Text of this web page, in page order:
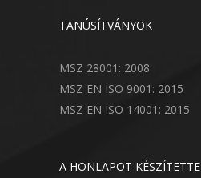
TANÚSÍTVÁNYOK
MSZ 28001: 2008
MSZ EN ISO 9001: 2015
MSZ EN ISO 14001: 2015
A HONLAPOT KÉSZÍTETTE